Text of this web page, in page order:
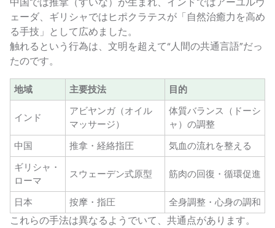
ェーダ、ギリシャではヒポクラテスが「自然治癒力を高め
る手技」として広めました。
触れるという行為は、文明を超えて“人間の共通言語”だっ
たのです。
地域 主要技法 目的
インド
アビヤンガ（オイル
マッサージ）
体質バランス（ドーシ
ャ）の調整
中国
推拿・経絡指圧
気血の流れを整える
ギリシャ・
ローマ
スウェーデン式原型 筋肉の回復・循環促進
日本 按摩・指圧 全身調整・心身の調和
これらの手法は異なるようでいて、共通点があります。